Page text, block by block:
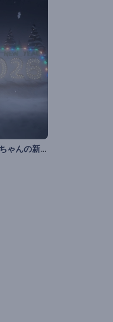
「レンディーちゃんの新年の花火」イントロ動画